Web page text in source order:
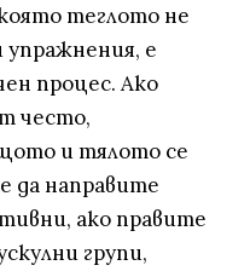
теглото не
упражнения, е
процес. Ако
често,
и тялото се
да направите
ако правите
групи,